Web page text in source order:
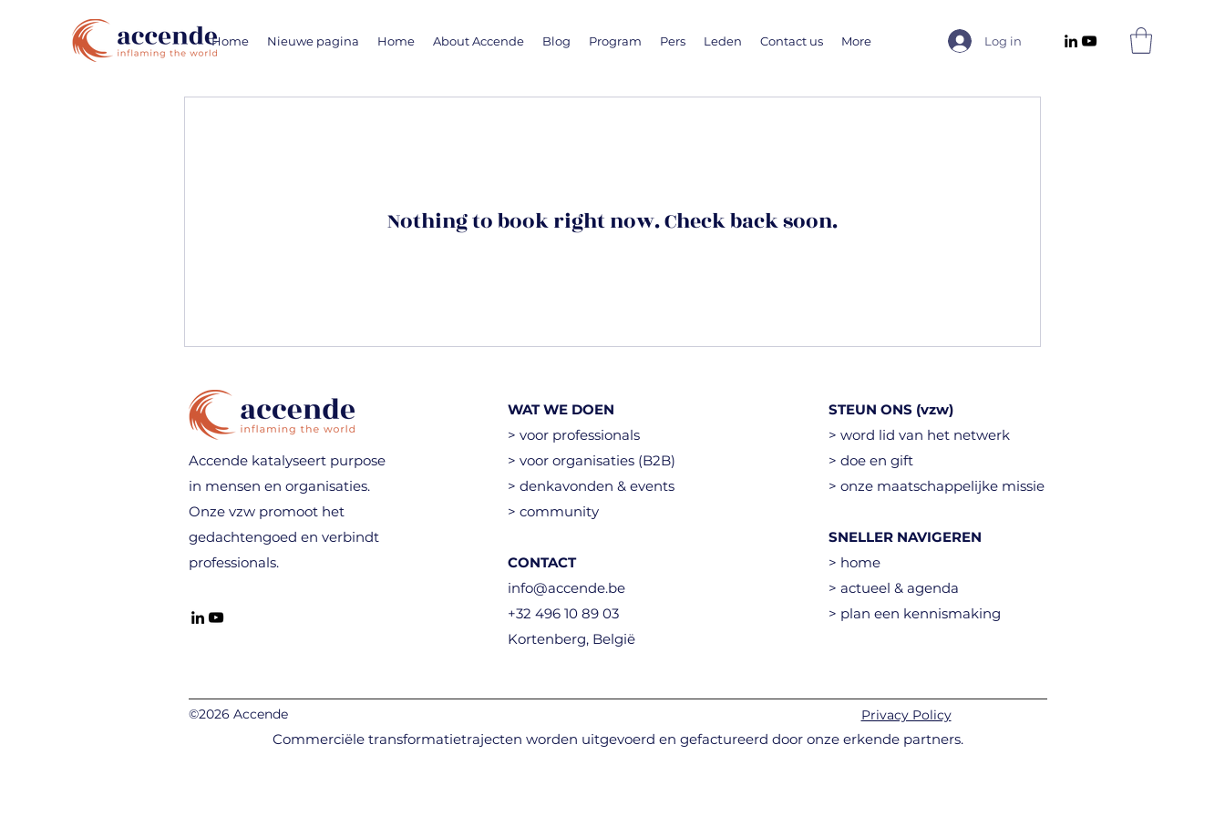
Home Nieuwe pagina Home About Accende Blog Program Pers Leden Contact us More Log in
Nothing to book right now. Check back soon.
Accende katalyseert purpose
in mensen en organisaties.
Onze vzw promoot het
gedachtengoed en verbindt
professionals.
WAT WE DOEN
> voor professionals
> voor organisaties (B2B)
> denkavonden & events
> community
CONTACT
info@accende.be
+32 496 10 89 03
Kortenberg, België​
STEUN ONS (vzw)
> word lid van het netwerk
> doe en gift
> onze maatschappelijke missie
SNELLER NAVIGEREN
> home
> actueel & agenda
> plan een kennismaking
©2026 Accende Privacy Policy
Commerciële transformatietrajecten worden uitgevoerd en gefactureerd door onze erkende partners.